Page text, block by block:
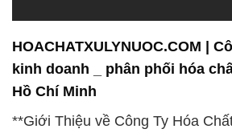
HOACHATXULYNUOC.COM |
kinh doanh _ phân phối hóa
Hồ Chí Minh
**Giới Thiệu về Công Ty Hóa